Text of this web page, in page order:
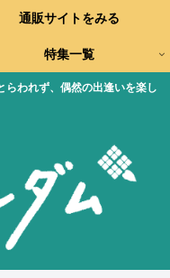
らわれず、偶然の出逢いを楽し
通販サイトをみる
特集一覧